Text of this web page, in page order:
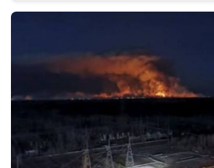
TREETAN
MULTIMEDIA